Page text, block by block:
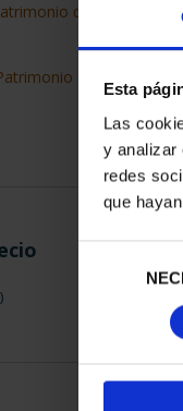
Esta
Las
y analizar
redes
que
de la
de la